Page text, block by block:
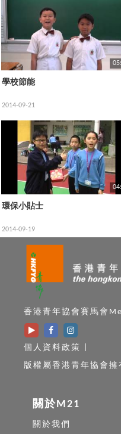
學校節能
2014-09-21
環保小貼士
2014-09-19
香港青年協會賽馬會
個人資料政策
版權屬香港青年協會
關於M21
關於我們